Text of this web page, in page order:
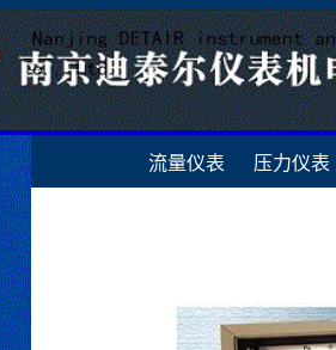
流量仪表 压力仪表